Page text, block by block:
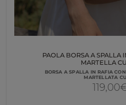
PAOLA BORSA A SPALLA
MARTELLA
BORSA A SPALLA IN RAFIA
MARTELLATA
119,00